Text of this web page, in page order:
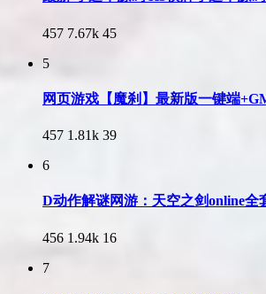
457 7.67k 45
5
网页游戏【魔刹】最新版一键端
457 1.81k 39
6
D动作解谜网游：天空之剑online全
456 1.94k 16
7